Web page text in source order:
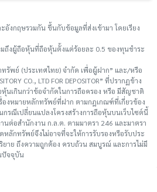
งกฤษรวมกัน ขึ้นกับข้อมูลที่ส่งเข้ามา โดยเรียง
ถึงผู้ถือหุ้นที่ถือหุ้นตั้งแต่ร้อยละ 0.5 ของทุนชําระ
รัพย์ (ประเทศไทย) จำกัด เพื่อผู้ฝาก” และ/หรือ
CO., LTD FOR DEPOSITOR” ที่ปรากฏข้าง
นเกินกว่าข้อจำกัดในการถือครอง หรือ มีสัญชาติ
องหมายหลักทรัพย์ที่ฝาก ตามกฎเกณฑ์ที่เกี่ยวข้อง
รณีเปลี่ยนแปลงโครงสร้างการถือหุ้นบนเว็บไซต์นี้
ต่อสำนักงาน ก.ล.ต. ตามมาตรา 246 และมาตรา
หลักทรัพย์จึงไม่อาจที่จะให้การรับรองหรือรับประ
ยาย ถึงความถูกต้อง ครบถ้วน สมบูรณ์ และการไม่มี
ปัจจุบัน